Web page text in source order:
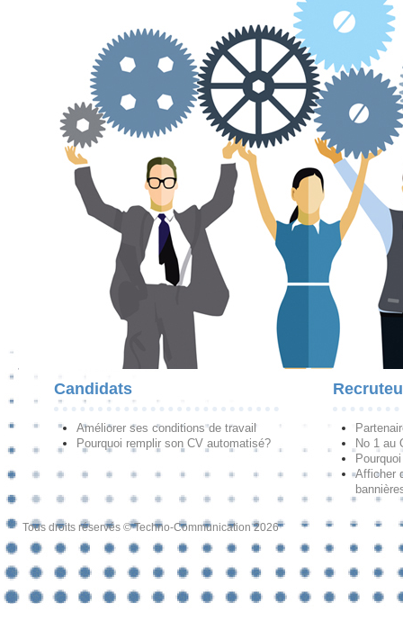
Candidats
Améliorer ses conditions de travail
Pourquoi remplir son CV automatisé?
No 1 au
Afficher
Tous droits réservés © Techno-Communication 2026